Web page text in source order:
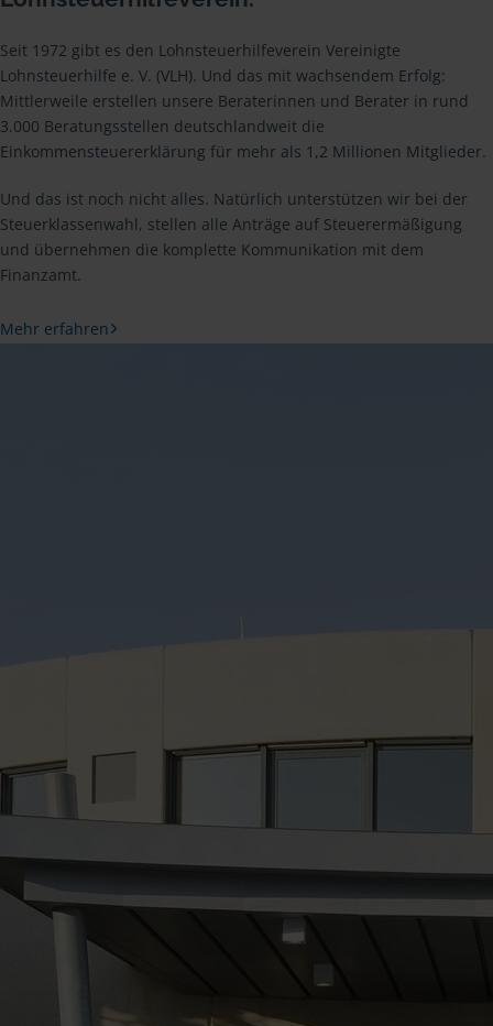
Seit 1972 gibt es den Lohnsteuerhilfeverein Vereinigte
Lohnsteuerhilfe e. V. (VLH). Und das mit wachsendem Erfolg:
Mittlerweile erstellen unsere Beraterinnen und Berater in rund
3.000 Beratungsstellen deutschlandweit die
Einkommensteuererklärung für mehr als 1,2 Millionen Mitglieder.
Und das ist noch nicht alles. Natürlich unterstützen wir bei der
Steuerklassenwahl, stellen alle Anträge auf Steuerermäßigung
und übernehmen die komplette Kommunikation mit dem
Finanzamt.
Mehr erfahren